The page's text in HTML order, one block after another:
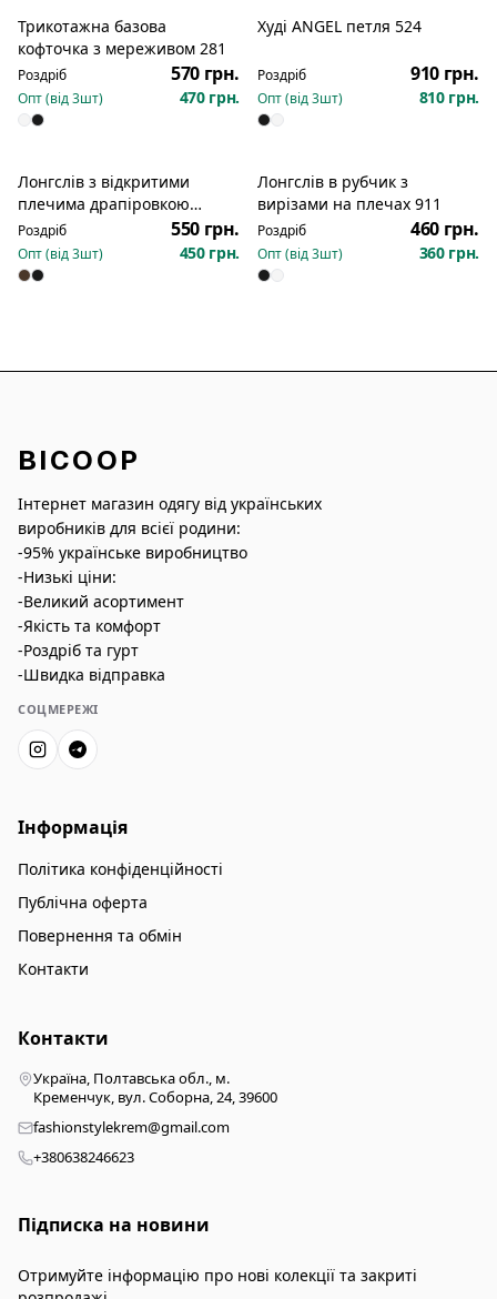
Трикотажна базова
кофточка з мереживом 281
Роздріб 570 грн.
Опт (від3шт) 470 грн.
Новинка
Худі ANGEL петля 524
Роздріб 910 грн.
Опт (від3шт) 810 грн.
Лонгслів з відкритими
плечима драпіровкою
вздовж плечей боків 116
Роздріб 550 грн.
Опт (від3шт) 450 грн.
Новинка
Лонгслів в рубчик з
вирізами на плечах 911
Роздріб 460 грн.
Опт (від3шт) 360 грн.
BICOOP
Інтернет магазин одягу від українських
виробників для всієї родини:
-95% українське виробництво
-Низькі ціни:
-Великий асортимент
-Якість та комфорт
-Роздріб та гурт
-Швидка відправка
СОЦМЕРЕЖІ
Інформація
Політика конфіденційності
Публічна оферта
Повернення та обмін
Контакти
Контакти
Україна, Полтавська обл., м.
Кременчук, вул. Соборна, 24, 39600
fashionstylekrem@gmail.com
+380638246623
Підписка на новини
Отримуйте інформацію про нові колекції та закриті